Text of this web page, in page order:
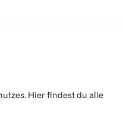
Hier findest du alle